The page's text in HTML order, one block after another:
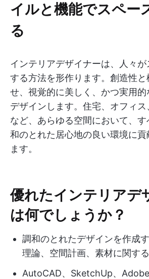
イルと機能でスペー
る
インテリアデザイナーは、人々
する方法を形作ります。創造性と
せ、視覚的に美しく、かつ実用的
デザインします。住宅、オフィス
など、あらゆる空間において、
和のとれた居心地の良い環境に
ます。
優れたインテリアデ
は何でしょうか？
調和のとれたデザインを作成
理論、空間計画、素材に関す
AutoCAD、SketchUp、